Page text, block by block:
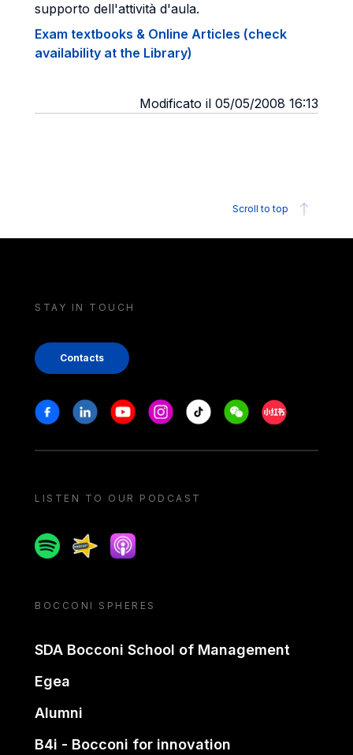
supporto dell'attività d'aula.
Exam textbooks & Online Articles (check
availability at the Library)
Modificato il 05/05/2008 16:13
Scroll to top
STAY IN TOUCH
Contacts
Stay in touch
FacebookLinkedinYoutubeInstagram
Tiktok WeechatXiaohongshu/
LISTEN TO OUR PODCAST
SpotifySpreakerApple podcast
BOCCONI SPHERES
SDA Bocconi School of Management
Egea
Alumni
B4i - Bocconi for innovation